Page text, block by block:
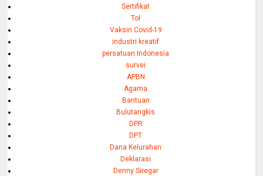
Sertifikat
Tol
Vaksin Covid-19
industri kreatif
persatuan Indonesia
survei
APBN
Agama
Bantuan
Bulutangkis
DPR
DPT
Dana Kelurahan
Deklarasi
Denny Siregar